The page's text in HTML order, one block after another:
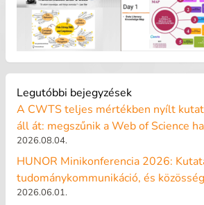
Legutóbbi bejegyzések
A CWTS teljes mértékben nyílt
áll át: megszűnik a Web of Science
2026.08.04.
HUNOR Minikonferencia 2026:
tudománykommunikáció, és
2026.06.01.